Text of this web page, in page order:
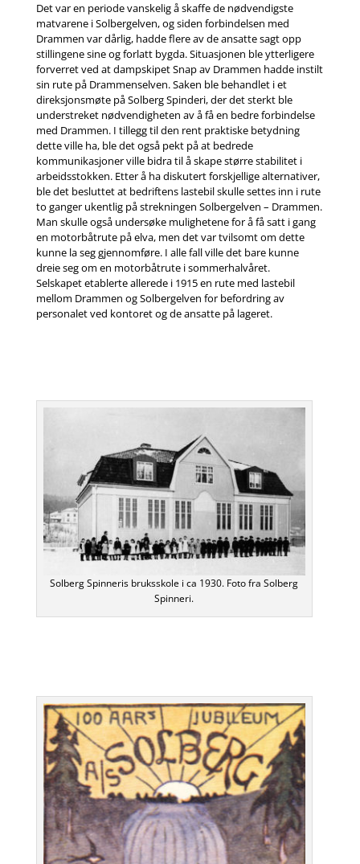
Det var en periode vanskelig å skaffe de nødvendigste
matvarene i Solbergelven, og siden forbindelsen med
Drammen var dårlig, hadde flere av de ansatte sagt opp
stillingene sine og forlatt bygda. Situasjonen ble ytterligere
forverret ved at dampskipet Snap av Drammen hadde instilt
sin rute på Drammenselven. Saken ble behandlet i et
direksjonsmøte på Solberg Spinderi, der det sterkt ble
understreket nødvendigheten av å få en bedre forbindelse
med Drammen. I tillegg til den rent praktiske betydning
dette ville ha, ble det også pekt på at bedrede
kommunikasjoner ville bidra til å skape større stabilitet i
arbeidsstokken. Etter å ha diskutert forskjellige alternativer,
ble det besluttet at bedriftens lastebil skulle settes inn i rute
to ganger ukentlig på strekningen Solbergelven – Drammen.
Man skulle også undersøke mulighetene for å få satt i gang
en motorbåtrute på elva, men det var tvilsomt om dette
kunne la seg gjennomføre. I alle fall ville det bare kunne
dreie seg om en motorbåtrute i sommerhalvåret.
Selskapet etablerte allerede i 1915 en rute med lastebil
mellom Drammen og Solbergelven for befordring av
personalet ved kontoret og de ansatte på lageret.
Solberg Spinneris bruksskole i ca 1930. Foto fra Solberg
Spinneri.